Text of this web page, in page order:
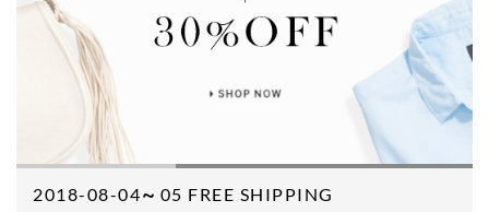
2018-08-04～05 FREE SHIPPING